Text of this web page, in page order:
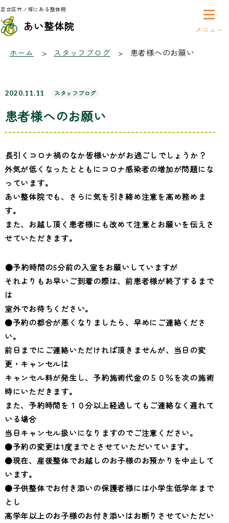
足立区竹ノ塚にある整体院
あい整体院スタッフブログ
ホーム スタッフブログ 患者様へのお願い
2020.11.11 スタッフブログ
患者様へのお願い
長引くコロナ禍のなか皆様いかがお過ごしでしょうか？
外気が低くなったとともにコロナ感染者の増加が問題にな
っています。
あい整体院でも、さらに気を引き締め注意を高め務めま
す。
また、お越し頂く患者様にも改めて注意とお願いを伝えさ
せていただきます。
●予約時間の5分前の入室をお願いしていますが
それよりもお早いご到着の際は、前患者様が終了するまで
は
室外でお待ちください。
●予約の都合が悪くなりましたら、早めにご連絡くださ
い。
前日までにご連絡いただければ頂きませんが、当日の変
更・キャンセルは
キャンセル料が発生し、予約施術代金の５０％を次の施術
時にいただきます。
また、予約時間を１０分以上経過してもご連絡なく遅れて
いる場合
当日キャンセル扱いになりますのでご注意ください。
●予約の変更は1度までとさせていただいています。
●現在、産後整体でお越しのお子様のお預かりを中止して
います。
●子供整体でお付き添いの保護者様には小学生低学年まで
とし
高学年以上のお子様のお付き添いはお断りさせていただい